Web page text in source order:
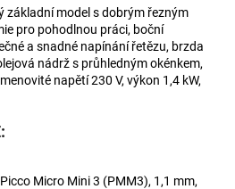
základní model s dobrým řezným
pro pohodlnou práci, boční
a snadné napínání řetězu, brzda
nádrž s průhledným okénkem,
napětí 230 V, výkon 1,4 kW,
Micro Mini 3 (PMM3), 1,1 mm,